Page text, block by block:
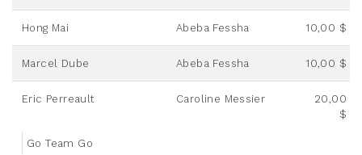
Hong Mai Abeba Fessha 10,00 $
Marcel Dube Abeba Fessha 10,00 $
Eric Perreault Caroline Messier
20,00
$
Go Team Go